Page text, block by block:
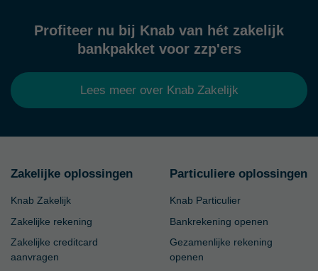
Profiteer nu bij Knab van hét zakelijk
bankpakket voor zzp'ers
Lees meer over Knab Zakelijk
Zakelijke oplossingen
Knab Zakelijk
Zakelijke rekening
Zakelijke creditcard
aanvragen
Particuliere oplossingen
Knab Particulier
Bankrekening openen
Gezamenlijke rekening
openen